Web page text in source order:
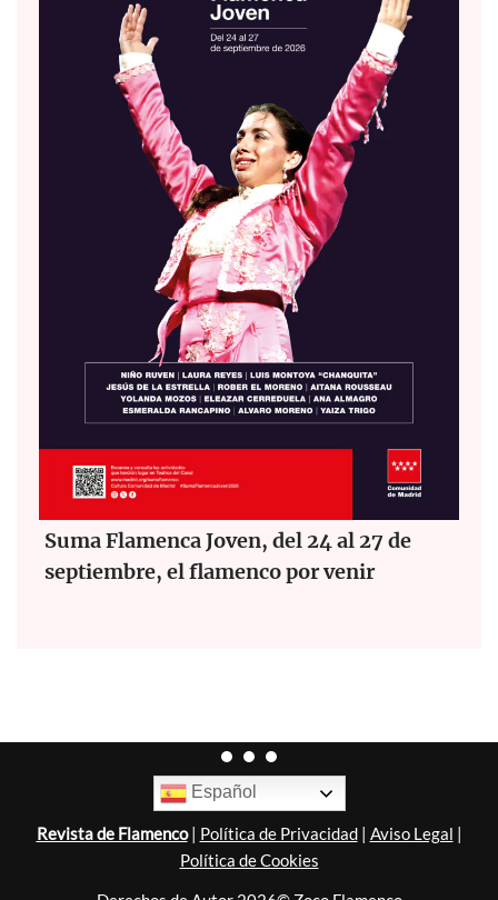
Suma Flamenca Joven, del 24 al 27 de
septiembre, el flamenco por venir
Español
Revista de Flamenco| Política de Privacidad| Aviso Legal |
Política de Cookies